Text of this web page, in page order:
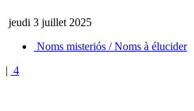
jeudi 3 juillet 2025
Noms misteriós / Noms à élucider
| 4